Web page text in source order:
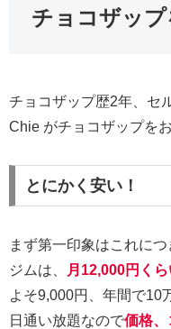
チョコザッ
チョコザップ歴2年、セ
Chie がチョコザップを
とにかく安い！
まず第一印象はこれに
ジムは、
月12,000円く
よそ9,000円、年間で
日通い放題なので価格、